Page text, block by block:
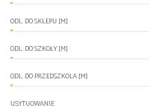
ODL. DO SKLEPU [M]
ODL. DO SZKOŁY [M]
ODL. DO PRZEDSZKOLA [M]
USYTUOWANIE